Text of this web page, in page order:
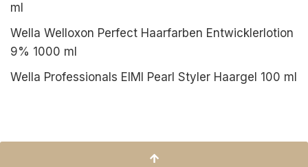
ml
Wella Welloxon Perfect Haarfarben Entwicklerlotion
9% 1000 ml
Wella Professionals EIMI Pearl Styler Haargel 100 ml